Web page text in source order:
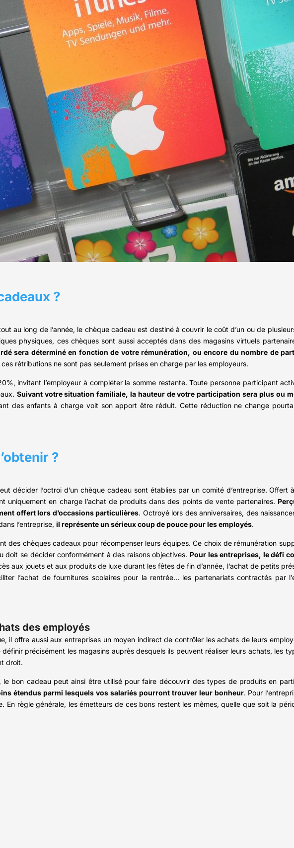
?
au long de l’année, le chèque cadeau est destiné à couvrir le coût d’un ou de
physiques, ces chèques sont aussi acceptés dans des magasins virtuels
sera déterminé en fonction de votre rémunération, ou encore du nombre de
rétributions ne sont pas seulement prises en charge par les employeurs.
invitant l’employeur à compléter la somme restante. Toute personne participant
Suivant votre situation familiale, la hauteur de votre participation sera plus ou
des enfants à charge voit son apport être réduit. Cette réduction ne change
?
décider l’octroi d’un chèque cadeau sont établies par un comité d’entreprise. Offert
uniquement en charge l’achat de produits dans des points de vente partenaires.
offert lors d’occasions particulières. Octroyé lors des anniversaires, des
l’entreprise, il représente un sérieux coup de pouce pour les employés.
des chèques cadeaux pour récompenser leurs équipes. Ce choix de rémunération
se décider conformément à des raisons objectives. Pour les entreprises, le défi
aux jouets et aux produits de luxe durant les fêtes de fin d’année, l’achat de petits
l’achat de fournitures scolaires pour la rentrée… les partenariats contractés par
des employés
il offre aussi aux entreprises un moyen indirect de contrôler les achats de leurs
précisément les magasins auprès desquels ils peuvent réaliser leurs achats, les
droit.
le bon cadeau peut ainsi être utilisé pour faire découvrir des types de produits en
étendus parmi lesquels vos salariés pourront trouver leur bonheur. Pour
règle générale, les émetteurs de ces bons restent les mêmes, quelle que soit la